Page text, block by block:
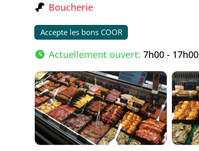
Boucherie
Accepte les bons COOR
Actuellement ouvert: 7h00 - 17h00